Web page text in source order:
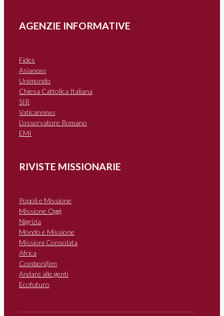
AGENZIE INFORMATIVE
Fides
Asianews
Unimondo
Chiesa Cattolica Italiana
SIR
Vaticannews
L’osservatore Romano
EMI
RIVISTE MISSIONARIE
Popoli e Missione
Missione Oggi
Nigrizia
Mondo e Missione
Missioni Consolata
Africa
Combonifem
Andare alle genti
Ecofuturo